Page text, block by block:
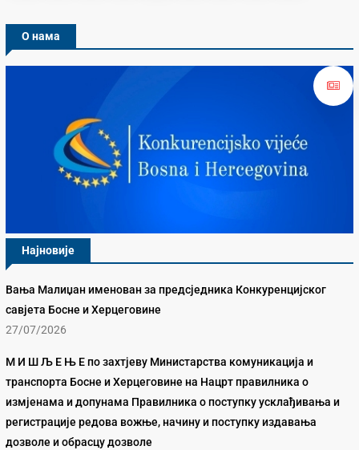
О нама
Најновије
Вања Малиџан именован за предсједника Конкуренцијског
савјета Босне и Херцеговине
27/07/2026
М И Ш Љ Е Њ Е по захтјеву Министарства комуникација и
транспорта Босне и Херцеговине на Нацрт правилника о
измјенама и допунама Правилника о поступку усклађивања и
регистрације редова вожње, начину и поступку издавања
дозволе и обрасцу дозволе